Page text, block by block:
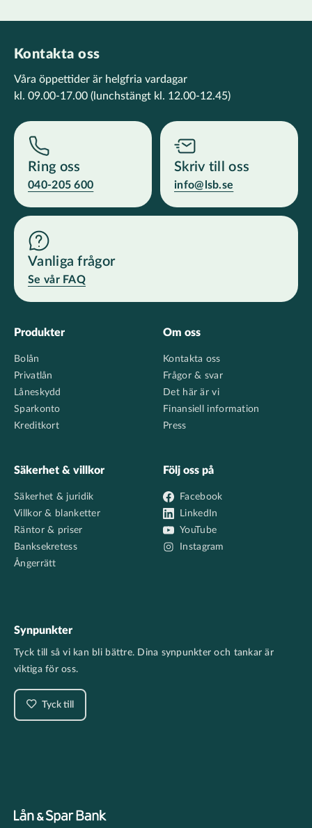
Kontakta oss
Våra öppettider är helgfria vardagar
kl. 09.00-17.00 (lunchstängt kl. 12.00-12.45)
Ring oss
040-205 600
Skriv till oss
info@lsb.se
Vanliga frågor
Se vår FAQ
Footer
Produkter
Bolån
Privatlån
Låneskydd
Sparkonto
Kreditkort
Om oss
Kontakta oss
Frågor & svar
Det här är vi
Finansiell information
Press
Säkerhet & villkor
Säkerhet & juridik
Villkor & blanketter
Räntor & priser
Banksekretess
Ångerrätt
Följ oss på
Facebook
LinkedIn
YouTube
Instagram
Synpunkter
Tyck till så vi kan bli bättre. Dina synpunkter och tankar är
viktiga för oss.
Tyck till